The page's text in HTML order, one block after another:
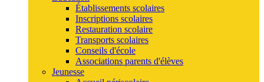
Établissements scolaires
Inscriptions scolaires
Restauration scolaire
Transports scolaires
Conseils d'école
Associations parents d'élèves
Jeunesse